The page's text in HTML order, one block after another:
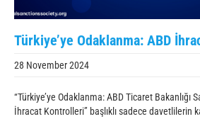
Türkiye’ye Odaklanma: ABD
28 November 2024
“Türkiye’ye Odaklanma: ABD Ticaret Bakanlığı
İhracat Kontrolleri” başlıklı sadece davetlilerin